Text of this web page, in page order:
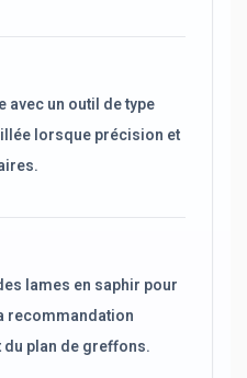
avec un outil de type
lorsque précision et
lames en saphir pour
recommandation
plan de greffons.